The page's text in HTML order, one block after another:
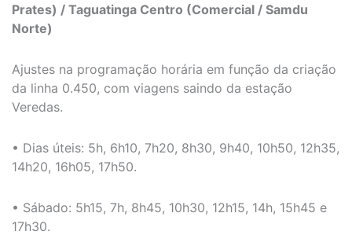
Prates) / Taguatinga Centro (Comercial / Samdu
Norte)
Ajustes na programação horária em função da criação
da linha 0.450, com viagens saindo da estação
Veredas.
• Dias úteis: 5h, 6h10, 7h20, 8h30, 9h40, 10h50, 12h35,
14h20, 16h05, 17h50.
• Sábado: 5h15, 7h, 8h45, 10h30, 12h15, 14h, 15h45 e
17h30.